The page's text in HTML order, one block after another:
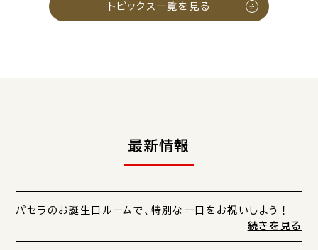
トピックス一覧を見る
最新情報
パセラのお誕生日ルームで、特別な一日をお祝いしよう！
続きを見る